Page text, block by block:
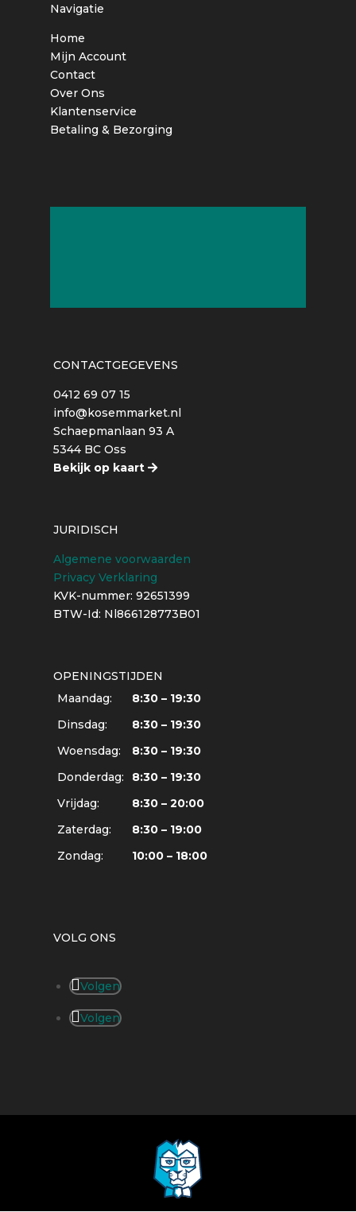
Navigatie
Home
Mijn Account
Contact
Over Ons
Klantenservice
Betaling & Bezorging
CONTACTGEGEVENS
0412 69 07 15
info@kosemmarket.nl
Schaepmanlaan 93 A
5344 BC Oss
Bekijk op kaart
JURIDISCH
Algemene voorwaarden
Privacy Verklaring
KVK-nummer: 92651399
BTW-Id: Nl866128773B01
OPENINGSTIJDEN
Maandag:
8:30 – 19:30
Dinsdag:
8:30 – 19:30
Woensdag:
8:30 – 19:30
Donderdag:
8:30 – 19:30
Vrijdag:
8:30 – 20:00
Zaterdag:
8:30 – 19:00
Zondag:
10:00 – 18:00
VOLG ONS
Volgen
Volgen